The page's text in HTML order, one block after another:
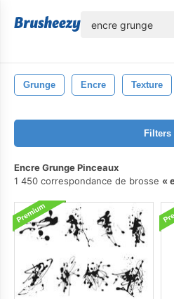
Grunge Encre Texture
Filters
Encre Grunge Pinceaux
1 450 correspondance de brosse